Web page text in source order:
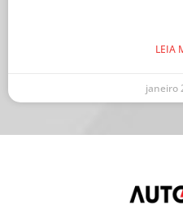
LEIA
janeiro